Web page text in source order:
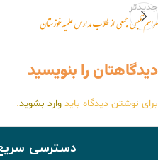
جدیدتر
مراسم تلبس جمعی از طلاب مدارس علمیه خوزستان
دیدگاهتان را بنویسید
برای نوشتن دیدگاه باید وارد بشوید.
دسترسی